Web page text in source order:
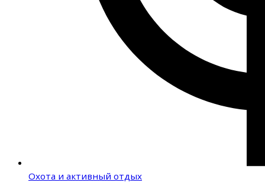
Охота и активный отдых